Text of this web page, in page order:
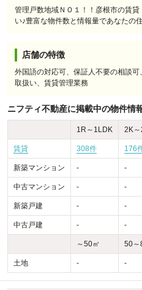
管理戸数地域ＮＯ１！！彦根市の賃
い♪豊富な物件数と情報量であなたの
店舗の特徴
外国語の対応可、保証人不要の相談
取扱い、賃貸管理業務
ニフティ不動産に掲載中の物件情
1R～1LDK 2K
賃貸 308件 176
新築マンション - -
中古マンション - -
新築戸建 - -
中古戸建 - -
～50㎡ 50～
土地 - -